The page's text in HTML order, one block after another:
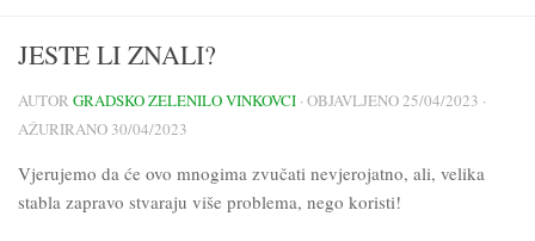
JESTE LI ZNALI?
AUTOR GRADSKO ZELENILO VINKOVCI · OBJAVLJENO25/04/2023 ·
AŽURIRANO 30/04/2023
Vjerujemo da će ovo mnogima zvučati nevjerojatno, ali, velika
stabla zapravo stvaraju više problema, nego koristi!